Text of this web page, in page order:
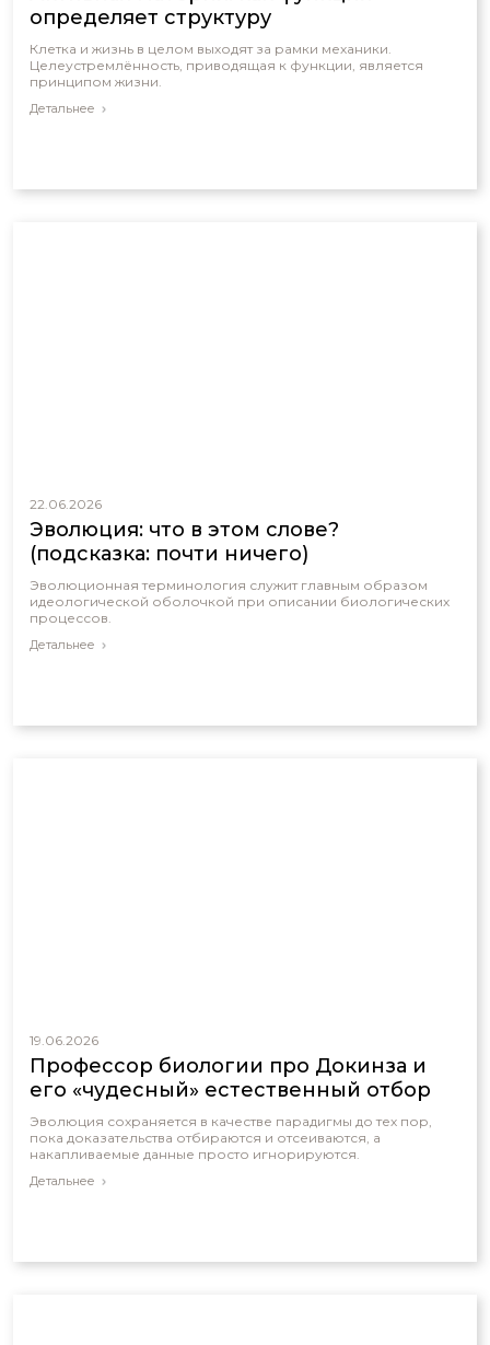
определяет структуру
Клетка и жизнь в целом выходят за рамки механики.
Целеустремлённость, приводящая к функции, является
принципом жизни.
Детальнее
22.06.2026
Эволюция: что в этом слове?
(подсказка: почти ничего)
Эволюционная терминология служит главным образом
идеологической оболочкой при описании биологических
процессов.
Детальнее
19.06.2026
Профессор биологии про Докинза и
его «чудесный» естественный отбор
Эволюция сохраняется в качестве парадигмы до тех пор,
пока доказательства отбираются и отсеиваются, а
накапливаемые данные просто игнорируются.
Детальнее